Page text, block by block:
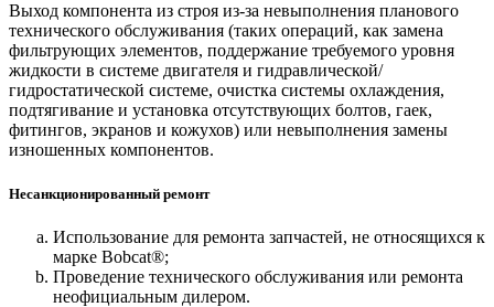
Выход компонента из строя из-за невыполнения планового
технического обслуживания (таких операций, как замена
фильтрующих элементов, поддержание требуемого уровня
жидкости в системе двигателя и гидравлической/
гидростатической системе, очистка системы охлаждения,
подтягивание и установка отсутствующих болтов, гаек,
фитингов, экранов и кожухов) или невыполнения замены
изношенных компонентов.
Несанкционированный ремонт
Использование для ремонта запчастей, не относящихся к
марке Bobcat®;
Проведение технического обслуживания или ремонта
неофициальным дилером.